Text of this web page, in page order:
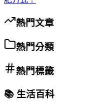
熱門文章
熱門分類
熱門標籤
📚 生活百科